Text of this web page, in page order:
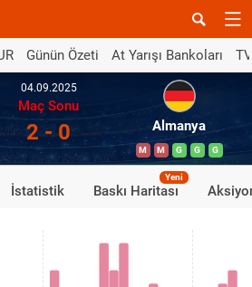
Günün Özeti At Yarışı Bankoları
04.09.2025
Maç Sonu
2 - 0 Almanya
M M G G G
İstatistik Baskı Haritası
Yeni